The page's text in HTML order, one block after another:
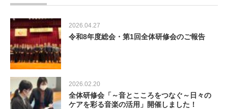
2026.04.27
令和8年度総会・第1回全体研修会のご報告
2026.02.20
全体研修会「～音とこころをつなぐ～日々の
ケアを彩る音楽の活用」開催しました！